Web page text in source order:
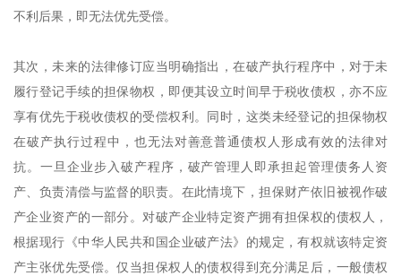
不利后果，即无法优先受偿。
其次，未来的法律修订应当明确指出，在破产执行程序中，对于未
履行登记手续的担保物权，即便其设立时间早于税收债权，亦不应
享有优先于税收债权的受偿权利。同时，这类未经登记的担保物权
在破产执行过程中，也无法对善意普通债权人形成有效的法律对
抗。一旦企业步入破产程序，破产管理人即承担起管理债务人资
产、负责清偿与监督的职责。在此情境下，担保财产依旧被视作破
产企业资产的一部分。对破产企业特定资产拥有担保权的债权人，
根据现行《中华人民共和国企业破产法》的规定，有权就该特定资
产主张优先受偿。仅当担保权人的债权得到充分满足后，一般债权